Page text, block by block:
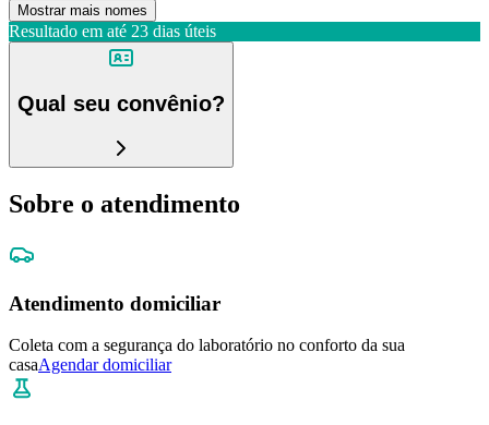
Mostrar mais nomes
Resultado em até 23 dias úteis
Qual seu convênio?
Sobre o atendimento
Atendimento domiciliar
Coleta com a segurança do laboratório no conforto da sua
casaAgendar domiciliar